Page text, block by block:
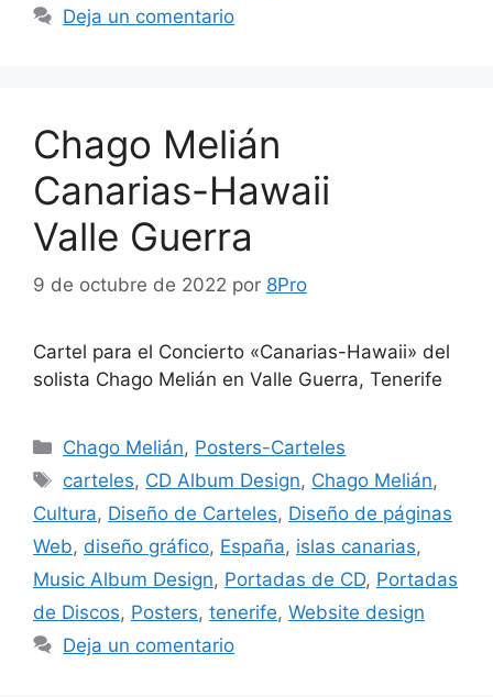
Deja un comentario
Chago Melián
Canarias-Hawaii
Valle Guerra
9 de octubre de 2022 por 8Pro
Cartel para el Concierto «Canarias-Hawaii» del
solista Chago Melián en Valle Guerra, Tenerife
Chago Melián, Posters-Carteles
carteles, CD Album Design, Chago Melián,
Cultura, Diseño de Carteles, Diseño de páginas
Web, diseño gráfico, España, islas canarias,
Music Album Design, Portadas de CD, Portadas
de Discos, Posters, tenerife, Website design
Deja un comentario